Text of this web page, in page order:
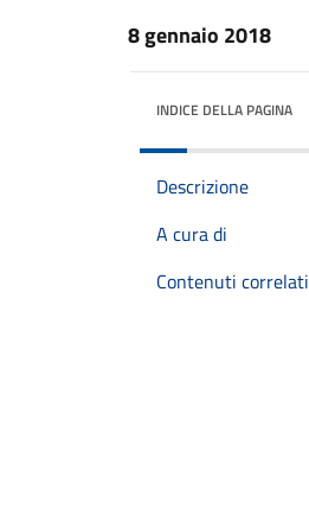
8 gennaio 2018
INDICE DELLA PAGINA
Descrizione
A cura di
Contenuti correlati